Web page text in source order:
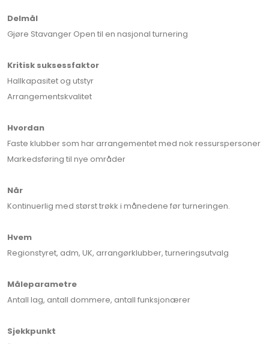
Delmål
Gjøre Stavanger Open til en nasjonal turnering
Kritisk suksessfaktor
Hallkapasitet og utstyr
Arrangementskvalitet
Hvordan
Faste klubber som har arrangementet med nok ressurspersoner
Markedsføring til nye områder
Når
Kontinuerlig med størst trøkk i månedene før turneringen.
Hvem
Regionstyret, adm, UK, arrangørklubber, turneringsutvalg
Måleparametre
Antall lag, antall dommere, antall funksjonærer
Sjekkpunkt